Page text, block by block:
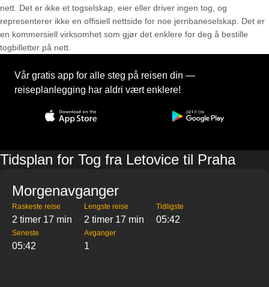
nett. Det er ikke et togselskap, eier eller driver ingen tog, og
representerer ikke en offisiell nettside for noe jernbaneselskap. Det er
en kommersiell virksomhet som gjør det enklere for deg å bestille
togbilletter på nett.
Vår gratis app for alle steg på reisen din —
reiseplanlegging har aldri vært enklere!
Tidsplan for Tog fra Letovice til Praha
Morgenavganger
Raskeste reise
2 timer 17 min
Lengste reise
2 timer 17 min
Tidligste
05:42
Seneste
05:42
Avganger
1